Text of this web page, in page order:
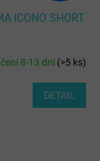
ICONO SHORT
8-13 dní(>5 ks)
DETAIL